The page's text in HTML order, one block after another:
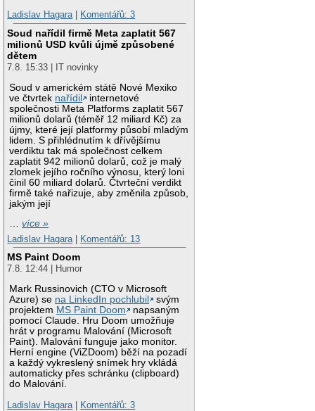
Ladislav Hagara| Komentářů: 3
Soud nařídil firmě Meta zaplatit 567
milionů USD kvůli újmě způsobené
dětem
7.8. 15:33 | IT novinky
Soud v americkém státě Nové Mexiko
ve čtvrtek nařídil
internetové
společnosti Meta Platforms zaplatit 567
milionů dolarů (téměř 12 miliard Kč) za
újmy, které její platformy působí mladým
lidem. S přihlédnutím k dřívějšímu
verdiktu tak má společnost celkem
zaplatit 942 milionů dolarů, což je malý
zlomek jejího ročního výnosu, který loni
činil 60 miliard dolarů. Čtvrteční verdikt
firmě také nařizuje, aby změnila způsob,
jakým její
…více »
Ladislav Hagara
Komentářů: 13
MS Paint Doom
7.8. 12:44 | Humor
Mark Russinovich (CTO v Microsoft
Azure) se na LinkedIn pochlubil
svým
projektem MS Paint Doom
napsaným
pomocí Claude. Hru Doom umožňuje
hrát v programu Malování (Microsoft
Paint). Malování funguje jako monitor.
Herní engine (ViZDoom) běží na pozadí
a každý vykreslený snímek hry vkládá
automaticky přes schránku (clipboard)
do Malování.
Ladislav Hagara | Komentářů: 3